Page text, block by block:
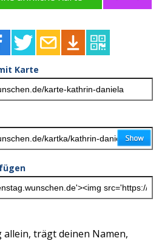
Karte
allein, trägt deinen Namen,